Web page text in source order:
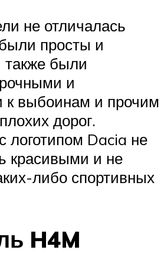
не отличалась
просты и
были
и
к выбоинам и прочим
дорог.
логотипом Dacia не
красивыми и не
либо спортивных
H4M